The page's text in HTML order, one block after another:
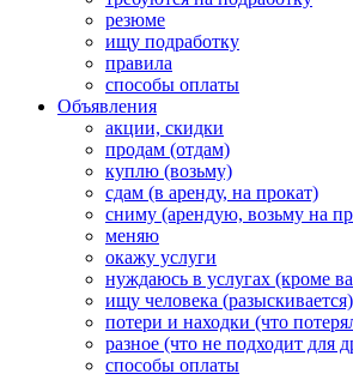
резюме
ищу подработку
правила
способы оплаты
Объявления
акции, скидки
продам (отдам)
куплю (возьму)
сдам (в аренду, на прокат)
сниму (арендую, возьму на
меняю
окажу услуги
нуждаюсь в услугах (кроме
ищу человека (разыскивается)
потери и находки (что
разное (что не подходит для
способы оплаты